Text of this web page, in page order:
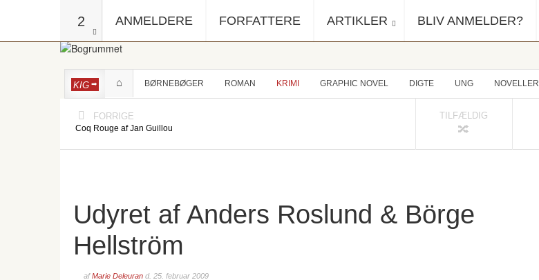
2 ANMELDERE FORFATTERE ARTIKLER BLIV ANMELDER?
KIG BØRNEBØGER ROMAN KRIMI GRAPHIC NOVEL DIGTE UNG NOVELLER
FORRIGE
Coq Rouge af Jan Guillou
TILFÆLDIG
Udyret af Anders Roslund & Börge
Hellström
afMarie Deleuran d. 25. februar 2009